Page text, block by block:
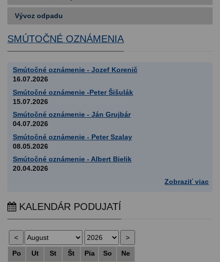
Vývoz odpadu
SMÚTOČNÉ OZNÁMENIA
Smútočné oznámenie - Jozef Korenič
16.07.2026
Smútočné oznámenie -Peter Šišulák
15.07.2026
Smútočné oznámenie - Ján Grujbár
04.07.2026
Smútočné oznámenie - Peter Szalay
08.05.2026
Smútočné oznámenie - Albert Bielik
20.04.2026
Zobraziť viac
KALENDÁR PODUJATÍ
Po Ut St Št Pia So
Ne